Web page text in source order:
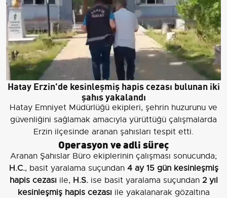
Hatay Erzin'de kesinleşmiş hapis cezası bulunan iki
şahıs yakalandı
Hatay Emniyet Müdürlüğü ekipleri, şehrin huzurunu ve
güvenliğini sağlamak amacıyla yürüttüğü çalışmalarda
Erzin ilçesinde aranan şahısları tespit etti.
Operasyon ve adli süreç
Aranan Şahıslar Büro ekiplerinin çalışması sonucunda;
H.C., basit yaralama suçundan 4 ay 15 gün kesinleşmiş
hapis cezası ile, H.S.ise basit yaralama suçundan 2 yıl
kesinleşmiş hapis cezası ile yakalanarak gözaltına